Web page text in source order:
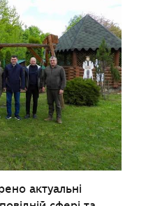
актуальні